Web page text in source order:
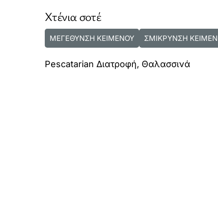
Χτένια σοτέ
ΜΕΓΕΘΥΝΣΗ ΚΕΙΜΕΝΟΥ ΣΜΙΚΡΥΝΣΗ
Pescatarian Διατροφή, Θαλασσινά